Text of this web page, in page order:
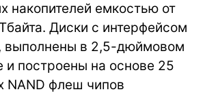
накопителей емкостью от
Диски с интерфейсом
выполнены в 2,5-дюймовом
построены на основе 25
NAND флеш чипов